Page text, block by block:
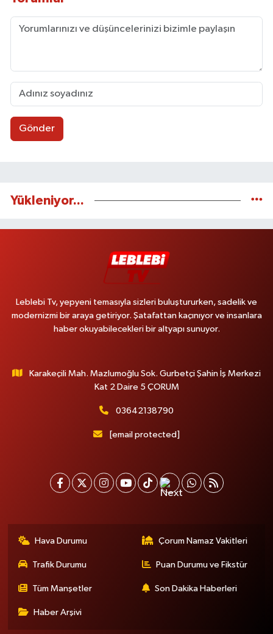
Gönder
Yükleniyor...
Leblebi Tv, yepyeni temasıyla sizleri buluştururken, sadelik ve
modernizmi bir araya getiriyor. Şatafattan kaçınıyor ve insanlara
haber okuyabilecekleri bir altyapı sunuyor.
Karakeçili Mah. Mazlumoğlu Sok. Gurbetçi Şahin İş Merkezi
Kat 2 Daire 5 ÇORUM
03642138790
[email protected]
Hava Durumu Çorum Namaz Vakitleri
Trafik Durumu Puan Durumu ve Fikstür
Tüm Manşetler Son Dakika Haberleri
Haber Arşivi